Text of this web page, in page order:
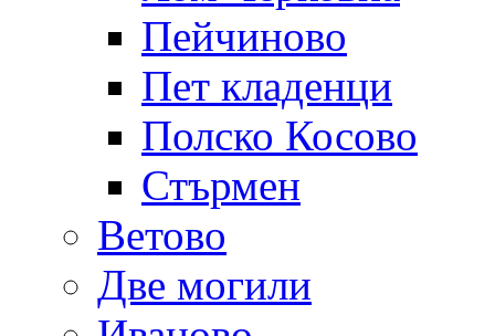
Пейчиново
Пет кладенци
Полско Косово
Стърмен
Ветово
Две могили